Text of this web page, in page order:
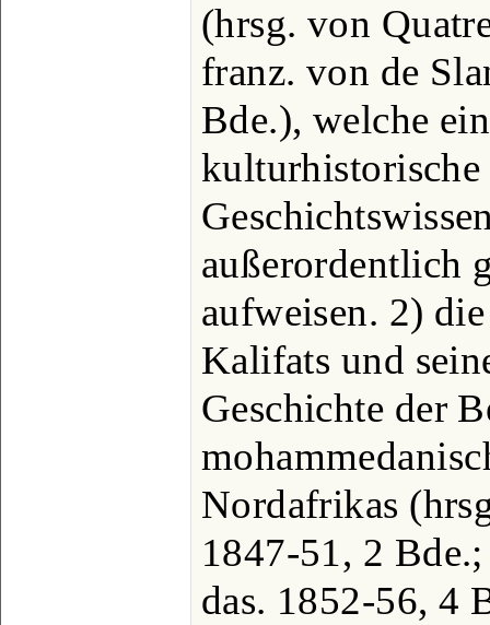
(hrsg. von
franz. von de
Bde.), welche
außerordentlich
aufweisen. 2)
Kalifats und
Geschichte der
Nordafrikas
1847-51, 2
das. 1852-56, 4